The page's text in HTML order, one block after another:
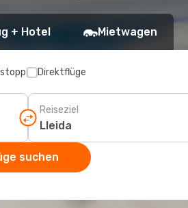
+ Hotel Mietwagen
Direktflüge
Reiseziel
suchen